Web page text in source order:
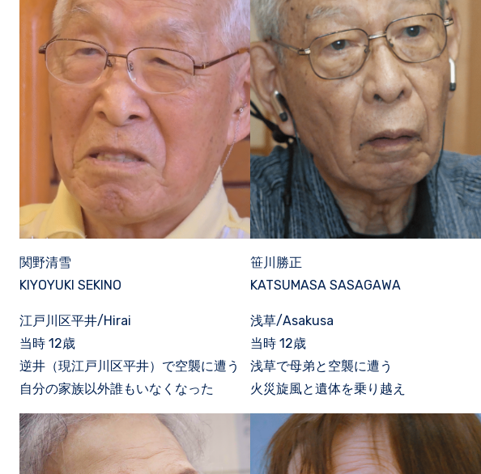
関野清雪
KIYOYUKI SEKINO
江戸川区平井/Hirai
当時 12歳
逆井（現江戸川区平井）で空襲に遭う
自分の家族以外誰もいなくなった
笹川勝正
KATSUMASA SASAGAWA
浅草/Asakusa
当時 12歳
浅草で母弟と空襲に遭う
火災旋風と遺体を乗り越え